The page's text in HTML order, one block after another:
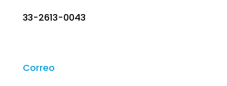
33-2613-0043
Correo